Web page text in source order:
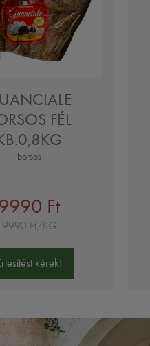
FÉL
borsos
Ft
9990 Ft/KG
kérek!